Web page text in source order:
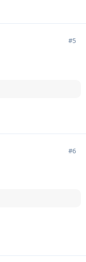
#5
#6